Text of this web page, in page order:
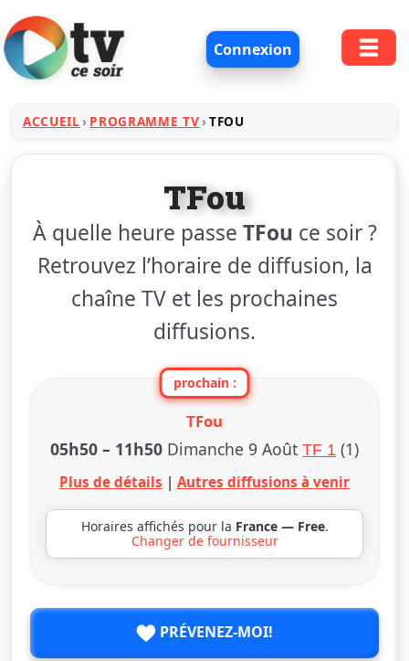
Connexion
ACCUEIL PROGRAMME TV TFOU
TFou
À quelle heure passe TFou ce soir ?
Retrouvez l’horaire de diffusion, la
chaîne TV et les prochaines
diffusions.
prochain :
TFou
05h50 – 11h50 Dimanche 9 Août TF 1 (1)
Plus de détails | Autres diffusions à venir
Horaires affichés pour la France — Free.
Changer de fournisseur
PRÉVENEZ-MOI!